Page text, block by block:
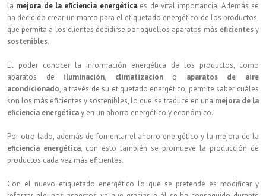
la mejora de la eficiencia energéticaes de vital importancia. Además se
ha decidido crear un marco para el etiquetado energético de los productos,
que permita a los clientes decidirse por aquellos aparatos más eficientesy
sostenibles.
El poder conocer la información energética de los productos, como
aparatos de iluminación, climatizacióno aparatos de aire
acondicionado, a través de su etiquetado energético, permite saber cuáles
son los más eficientes y sostenibles, lo que se traduce en una mejora de la
eficiencia energéticay en un ahorro energético y económico.
Por otro lado, además de fomentar el ahorro energético y la mejora de la
eficiencia energética, con esto también se promueve la producción de
productos cada vez más eficientes.
Con el nuevo etiquetado energético lo que se pretende es modificar y